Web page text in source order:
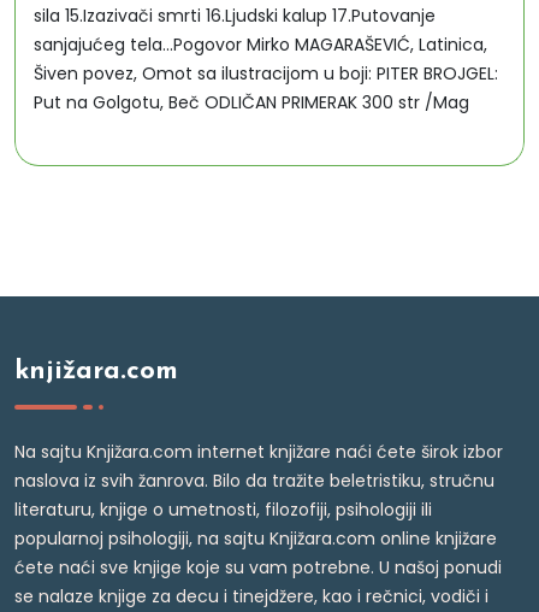
sila 15.Izazivači smrti 16.Ljudski kalup 17.Putovanje
sanjajućeg tela...Pogovor Mirko MAGARAŠEVIĆ, Latinica,
Šiven povez, Omot sa ilustracijom u boji: PITER BROJGEL:
Put na Golgotu, Beč ODLIČAN PRIMERAK 300 str /Mag
knjižara.com
Na sajtu Knjižara.com internet knjižare naći ćete širok izbor
naslova iz svih žanrova. Bilo da tražite beletristiku, stručnu
literaturu, knjige o umetnosti, filozofiji, psihologiji ili
popularnoj psihologiji, na sajtu Knjižara.com online knjižare
ćete naći sve knjige koje su vam potrebne. U našoj ponudi
se nalaze knjige za decu i tinejdžere, kao i rečnici, vodiči i